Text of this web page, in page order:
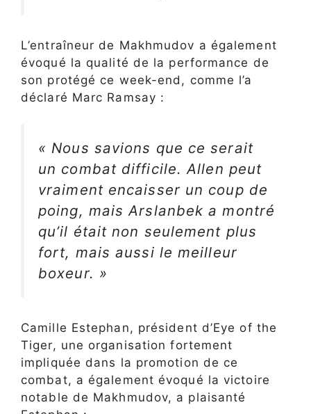
L’entraîneur de Makhmudov a également
évoqué la qualité de la performance de
son protégé ce week-end, comme l’a
déclaré Marc Ramsay :
« Nous savions que ce serait
un combat difficile. Allen peut
vraiment encaisser un coup de
poing, mais Arslanbek a montré
qu’il était non seulement plus
fort, mais aussi le meilleur
boxeur. »
Camille Estephan, président d’Eye of the
Tiger, une organisation fortement
impliquée dans la promotion de ce
combat, a également évoqué la victoire
notable de Makhmudov, a plaisanté